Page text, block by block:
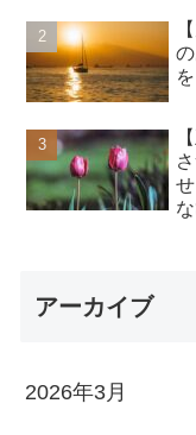
アーカイブ
2026年3月